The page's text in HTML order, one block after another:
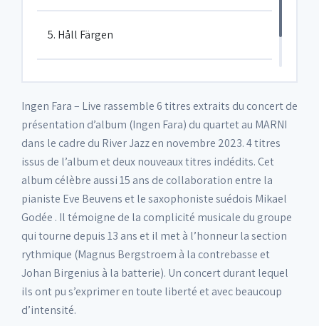
5. Håll Färgen
6. I See the Light
Ingen Fara – Live rassemble 6 titres extraits du concert de
présentation d’album (Ingen Fara) du quartet au MARNI
dans le cadre du River Jazz en novembre 2023. 4 titres
issus de l’album et deux nouveaux titres indédits. Cet
album célèbre aussi 15 ans de collaboration entre la
pianiste Eve Beuvens et le saxophoniste suédois Mikael
Godée . Il témoigne de la complicité musicale du groupe
qui tourne depuis 13 ans et il met à l’honneur la section
rythmique (Magnus Bergstroem à la contrebasse et
Johan Birgenius à la batterie). Un concert durant lequel
ils ont pu s’exprimer en toute liberté et avec beaucoup
d’intensité.